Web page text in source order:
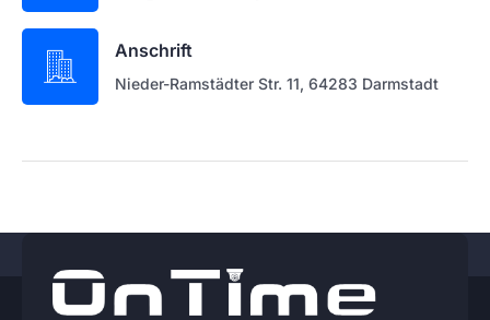
Anschrift
Nieder-Ramstädter Str. 11, 64283 Darmstadt